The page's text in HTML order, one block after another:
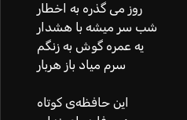
روز می گذره به اخطار
شب سر میشه با هشدار
یه عمره گوش به زنگم
سرم میاد باز هربار
این حافظه‌ی کوتاه